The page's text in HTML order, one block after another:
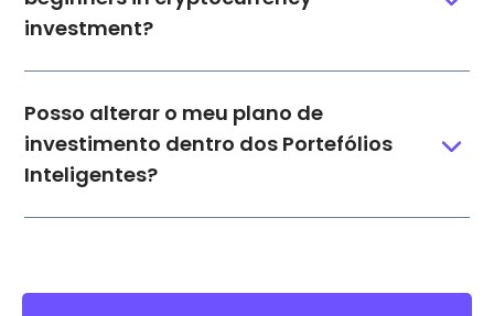
investment?
Posso alterar o meu plano de
investimento dentro dos Portefólios
Inteligentes?